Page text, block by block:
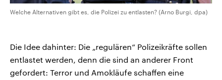
Welche Alternativen gibt es, die Polizei zu entlasten? (Arno Burgi, dpa)
Die Idee dahinter: Die „regulären“ Polizeikräfte sollen
entlastet werden, denn die sind an anderer Front
gefordert: Terror und Amokläufe schaffen eine